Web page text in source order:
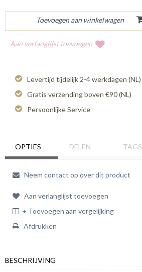
Aan verlanglijst toevoegen
Levertijd tijdelijk 2-4 werkdagen (NL)
Gratis verzending boven €90 (NL)
Persoonlijke Service
OPTIES DELEN TAGS
Neem contact op over dit product
Aan verlanglijst toevoegen
+ Toevoegen aan vergelijking
Afdrukken
BESCHRIJVING